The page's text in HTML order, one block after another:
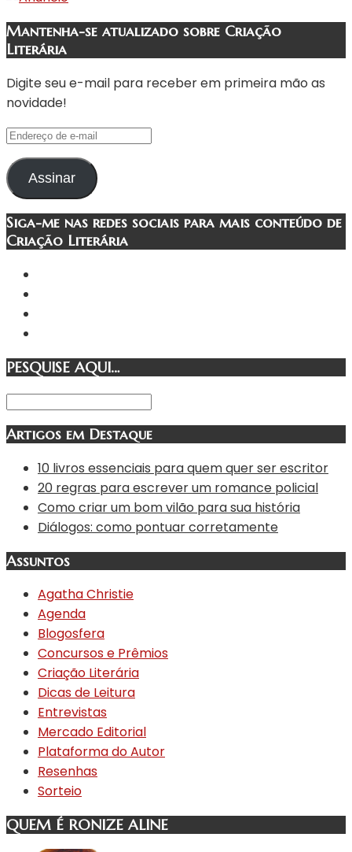
Mantenha-se atualizado sobre Criação
Literária
Digite seu e-mail para receber em primeira mão as
novidade!
Endereço
de
e-
mail
Assinar
Siga-me nas redes sociais para mais conteúdo de
Criação Literária
PESQUISE AQUI…
Artigos em Destaque
10 livros essenciais para quem quer ser escritor
20 regras para escrever um romance policial
Como criar um bom vilão para sua história
Diálogos: como pontuar corretamente
Assuntos
Agatha Christie
Agenda
Blogosfera
Concursos e Prêmios
Criação Literária
Dicas de Leitura
Entrevistas
Mercado Editorial
Plataforma do Autor
Resenhas
Sorteio
QUEM É RONIZE ALINE